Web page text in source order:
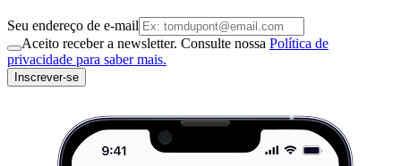
Seu endereço de e-mail
Aceito receber a newsletter. Consulte nossa Política de
privacidade para saber mais.
Inscrever-se